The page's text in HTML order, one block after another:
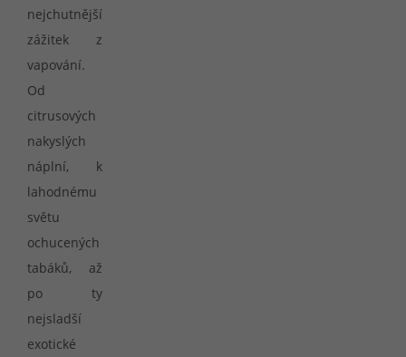
nejchutnější
zážitek z
vapování.
Od
citrusových
nakyslých
náplní, k
lahodnému
světu
ochucených
tabáků, až
po ty
nejsladší
exotické